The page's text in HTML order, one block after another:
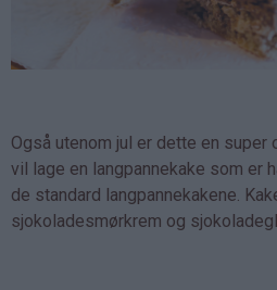
Også utenom jul er dette en super
vil lage en langpannekake som er
de standard langpannekakene.
sjokoladesmørkrem og